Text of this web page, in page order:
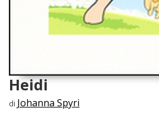
Heidi
di Johanna Spyri